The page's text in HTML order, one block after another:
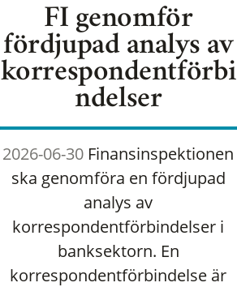
FI genomför
fördjupad analys av
korrespondentförbi
ndelser
2026-06-30 Finansinspektionen
ska genomföra en fördjupad
analys av
korrespondentförbindelser i
banksektorn. En
korrespondentförbindelse är